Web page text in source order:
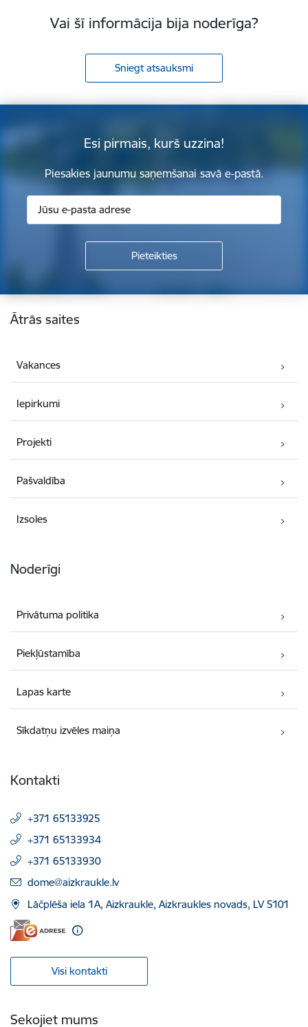
Vai šī informācija bija noderīga?
Sniegt atsauksmi
Esi pirmais, kurš uzzina!
Piesakies jaunumu saņemšanai savā e-pastā.
Kājene
Ātrās saites
Vakances
Iepirkumi
Projekti
Pašvaldība
Izsoles
Noderīgi
Privātuma politika
Piekļūstamība
Lapas karte
Sīkdatņu izvēles maiņa
Kontakti
+371 65133925
+371 65133934
+371 65133930
E-pasts:
dome@aizkraukle.lv
Lāčplēša iela 1A, Aizkraukle, Aizkraukles novads, LV 5101
Visi kontakti
Sekojiet mums